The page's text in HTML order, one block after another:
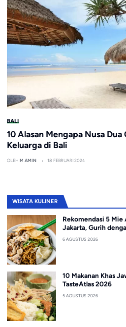
BALI
10 Alasan Mengapa Nusa
Keluarga di Bali
OLEH M AMIN 18 FEBRUARI 2024
WISATA KULINER
Rekomendasi 5 Mie
Jakarta, Gurih
6 AGUSTUS 2026
10 Makanan Khas
TasteAtlas 2026
5 AGUSTUS 2026